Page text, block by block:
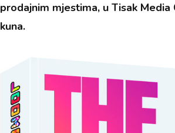
prodajnim mjestima, u Tisak
kuna.